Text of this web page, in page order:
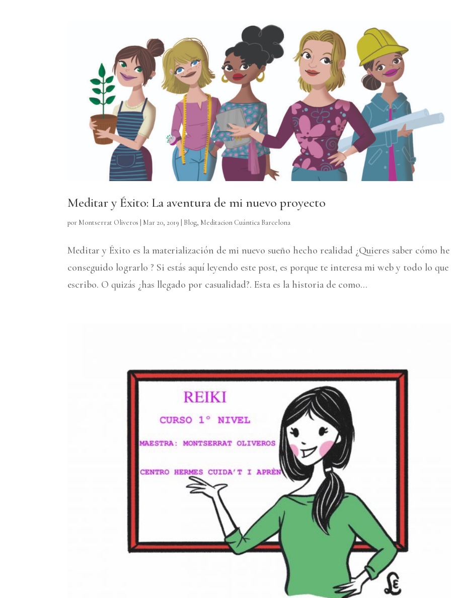
Meditar y Éxito: La aventura de mi nuevo proyecto
por Montserrat Oliveros Mar 20, 2019 Blog, Meditacion Cuántica Barcelona
Meditar y Éxito es la materialización de mi nuevo sueño hecho realidad ¿Quieres saber cómo he
conseguido lograrlo ? Si estás aquí leyendo este post, es porque te interesa mi web y todo lo que
escribo. O quizás ¿has llegado por casualidad?. Esta es la historia de como...